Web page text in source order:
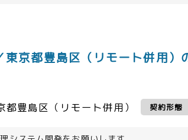
東京都豊島区（リモート併用）
都豊島区（リモート併用） 契約形態